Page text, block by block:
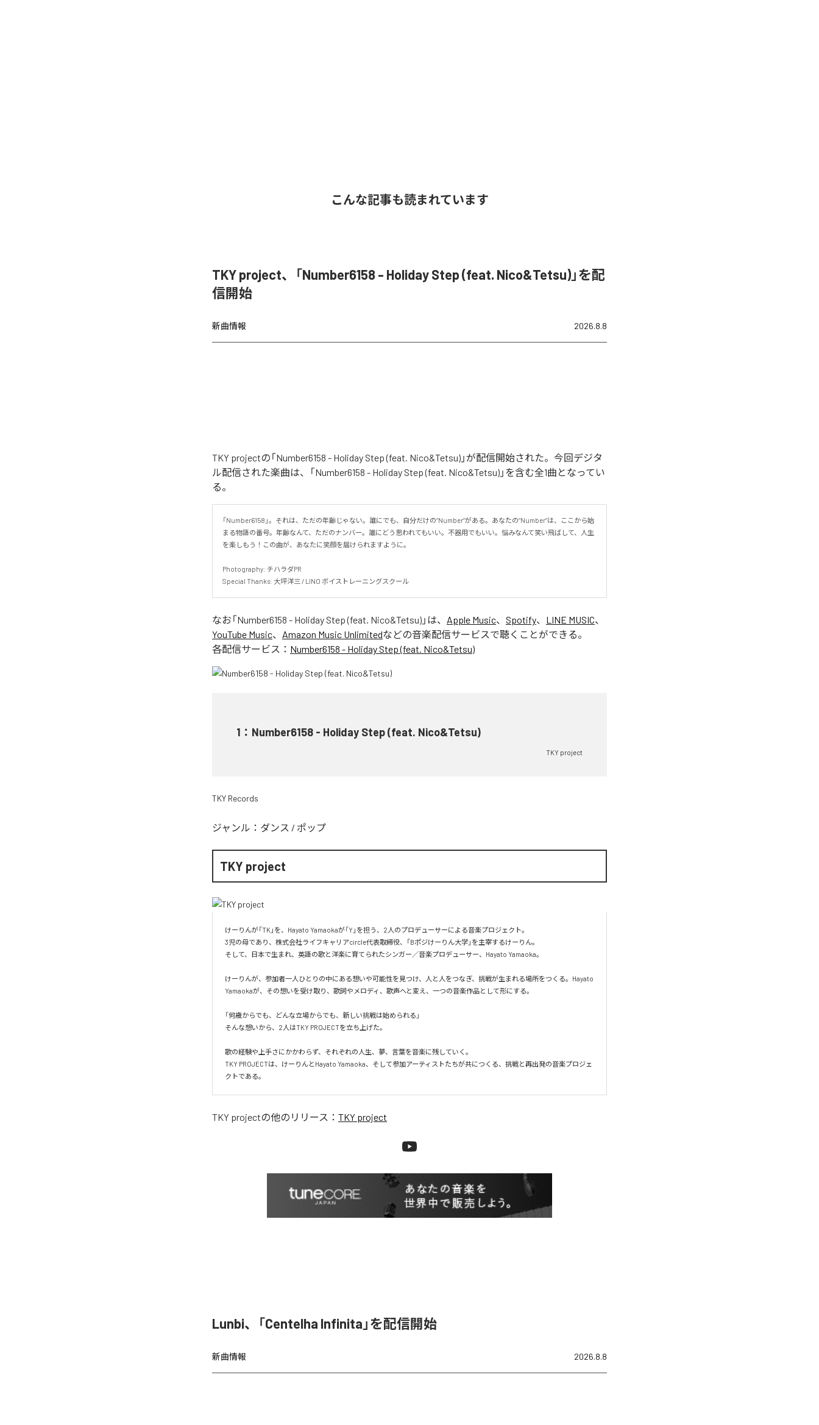
こんな記事も読まれています
TKY project、「Number6158 - Holiday Step (feat. Nico&Tetsu)」を配
信開始
新曲情報 2026.8.8
TKY projectの「Number6158 - Holiday Step (feat. Nico&Tetsu)」が配信開始された。今回デジタ
ル配信された楽曲は、「Number6158 - Holiday Step (feat. Nico&Tetsu)」を含む全1曲となってい
る。
「Number6158」。それは、ただの年齢じゃない。誰にでも、自分だけの“Number”がある。あなたの“Number”は、ここから始
まる物語の番号。年齢なんて、ただのナンバー。誰にどう思われてもいい。不器用でもいい。悩みなんて笑い飛ばして、人生
を楽しもう！この曲が、あなたに笑顔を届けられますように。
Photography: チハラダPR
Special Thanks: 大坪洋三 / LINO ボイストレーニングスクール
なお「Number6158 - Holiday Step (feat. Nico&Tetsu) 」は、 Apple Music、 Spotify、 LINE MUSIC、
YouTube Music、 Amazon Music Unlimitedなどの音楽配信サービスで聴くことができる。
各配信サービス： Number6158 - Holiday Step (feat. Nico&Tetsu)
1 ： Number6158 - Holiday Step (feat. Nico&Tetsu)
TKY project
TKY Records
ジャンル： ダンス / ポップ
TKY project
けーりんが「TK」を、Hayato Yamaokaが「Y」を担う、2人のプロデューサーによる音楽プロジェクト。
3児の母であり、株式会社ライフキャリアcircle代表取締役、「Bポジけーりん大学」を主宰するけーりん。
そして、日本で生まれ、英語の歌と洋楽に育てられたシンガー／音楽プロデューサー、Hayato Yamaoka。
けーりんが、参加者一人ひとりの中にある想いや可能性を見つけ、人と人をつなぎ、挑戦が生まれる場所をつくる。Hayato
Yamaokaが、その想いを受け取り、歌詞やメロディ、歌声へと変え、一つの音楽作品として形にする。
「何歳からでも、どんな立場からでも、新しい挑戦は始められる」
そんな想いから、2人はTKY PROJECTを立ち上げた。
歌の経験や上手さにかかわらず、それぞれの人生、夢、言葉を音楽に残していく。
TKY PROJECTは、けーりんとHayato Yamaoka、そして参加アーティストたちが共につくる、挑戦と再出発の音楽プロジェ
クトである。
TKY projectの他のリリース： TKY project
Lunbi、「Centelha Infinita」を配信開始
新曲情報 2026.8.8